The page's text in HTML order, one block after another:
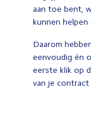
aan toe bent,
kunnen
Daarom
eenvoudig én
eerste klik op
van je contract